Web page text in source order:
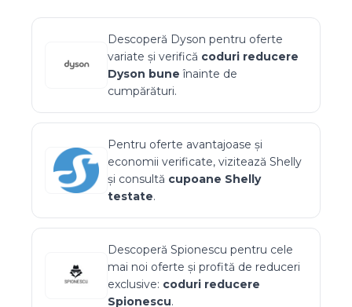
Descoperă Dyson pentru oferte
variate și verifică coduri reducere
Dyson bune înainte de
cumpărături.
Pentru oferte avantajoase și
economii verificate, vizitează Shelly
și consultă cupoane Shelly
testate.
Descoperă Spionescu pentru cele
mai noi oferte și profită de reduceri
exclusive: coduri reducere
Spionescu.